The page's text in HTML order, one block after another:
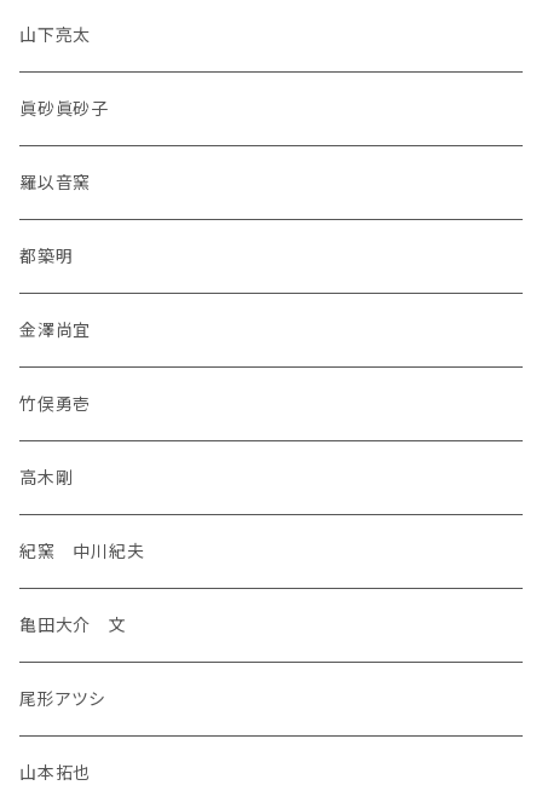
山下亮太
眞砂眞砂子
羅以音窯
都築明
金澤尚宜
竹俣勇壱
高木剛
紀窯 中川紀夫
亀田大介 文
尾形アツシ
山本拓也